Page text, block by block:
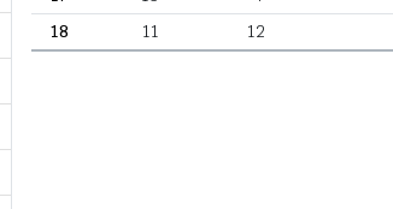
18
11 12